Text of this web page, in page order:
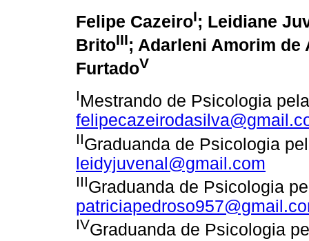
Felipe CazeiroI; Leidiane
BritoIII; Adarleni Amorim de
FurtadoV
IMestrando de Psicologia
IIGraduanda de Psicologia
leidyjuvenal@gmail.com
IIIGraduanda de Psicologia
IVGraduanda de Psicologia